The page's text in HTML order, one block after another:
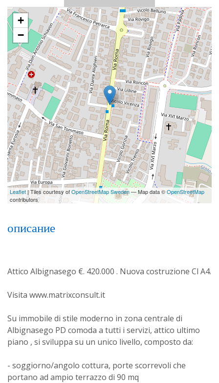
+
−
Leaflet| Tiles courtesy ofOpenStreetMap Sweden— Map data ©OpenStreetMap
contributors
описание
Attico Albignasego €. 420.000 . Nuova costruzione Cl A4.
Visita www.matrixconsult.it
Su immobile di stile moderno in zona centrale di
Albignasego PD comoda a tutti i servizi, attico ultimo
piano , si sviluppa su un unico livello, composto da:
- soggiorno/angolo cottura, porte scorrevoli che
portano ad ampio terrazzo di 90 mq